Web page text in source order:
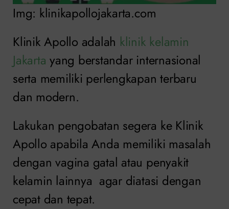
Img: klinikapollojakarta.com
Klinik Apollo adalah klinik kelamin
Jakarta yang berstandar internasional
serta memiliki perlengkapan terbaru
dan modern.
Lakukan pengobatan segera ke Klinik
Apollo apabila Anda memiliki masalah
dengan vagina gatal atau penyakit
kelamin lainnya agar diatasi dengan
cepat dan tepat.